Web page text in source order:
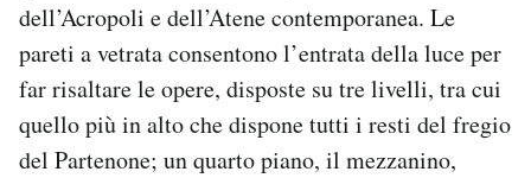
dell’Acropoli e dell’Atene contemporanea. Le
pareti a vetrata consentono l’entrata della luce per
far risaltare le opere, disposte su tre livelli, tra cui
quello più in alto che dispone tutti i resti del fregio
del Partenone; un quarto piano, il mezzanino,